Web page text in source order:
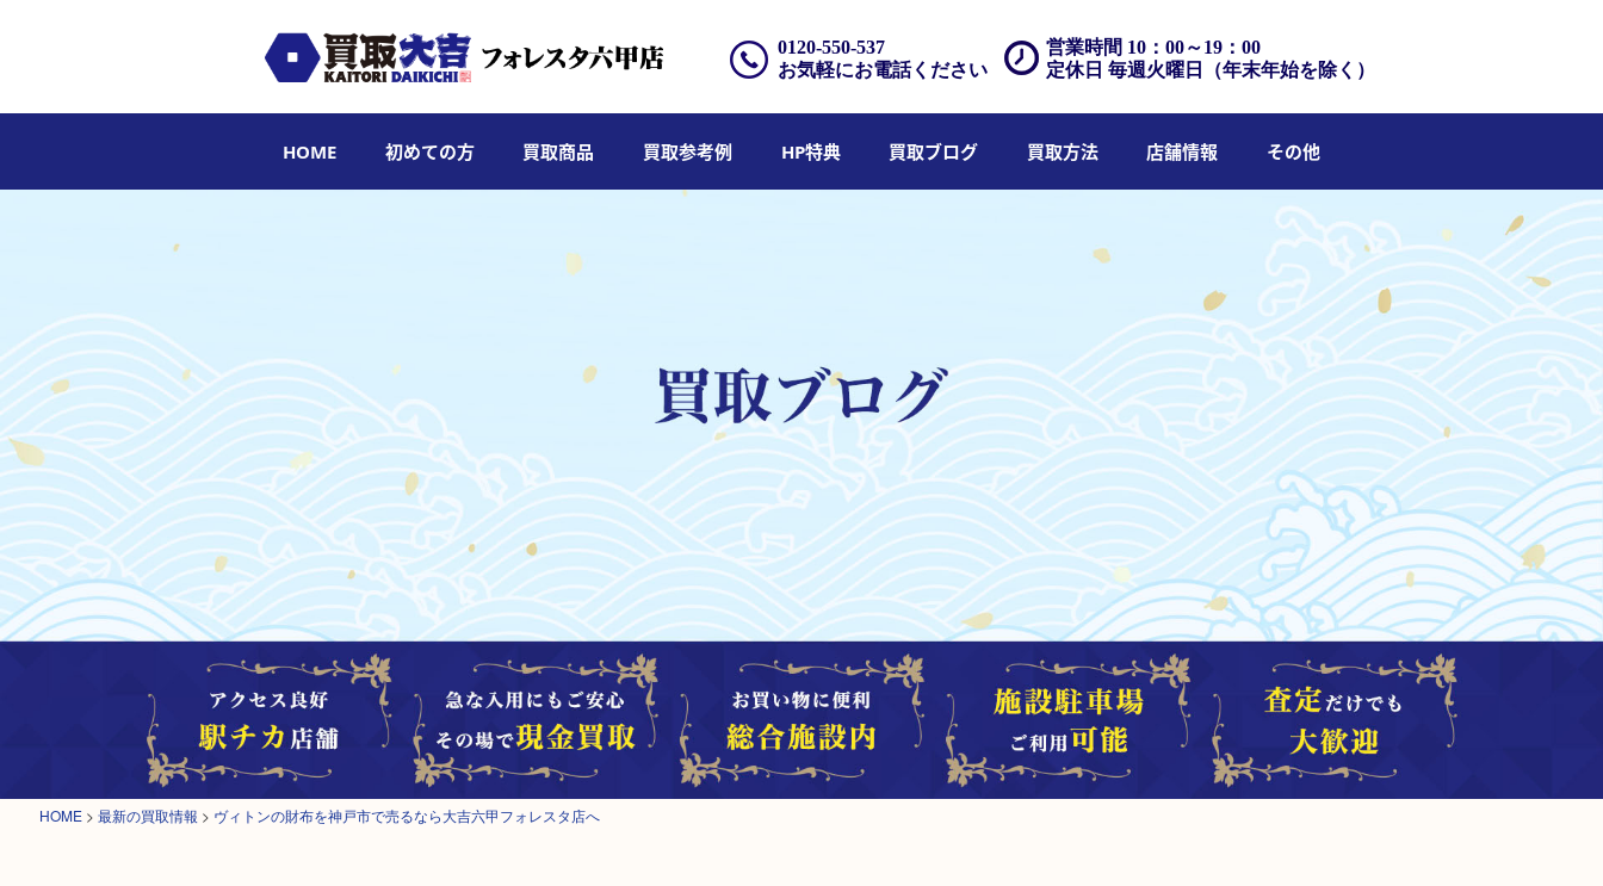
営業時間 10：00～19：00
定休日 毎週火曜日（年末年始を除く）
0120-550-537
お気軽にお電話ください
HOME 初めての方 買取商品 買取参考例 HP特典 買取ブログ 買取方法 店舗情報 その他
HOME > 最新の買取情報 > ヴィトンの財布を神戸市で売るなら大吉六甲フォレスタ店へ